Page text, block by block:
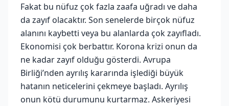
Fakat bu nüfuz çok fazla zaafa uğradı ve daha
da zayıf olacaktır. Son senelerde birçok nüfuz
alanını kaybetti veya bu alanlarda çok zayıfladı.
Ekonomisi çok berbattır. Korona krizi onun da
ne kadar zayıf olduğu gösterdi. Avrupa
Birliği’nden ayrılış kararında işlediği büyük
hatanın neticelerini çekmeye başladı. Ayrılış
onun kötü durumunu kurtarmaz. Askeriyesi